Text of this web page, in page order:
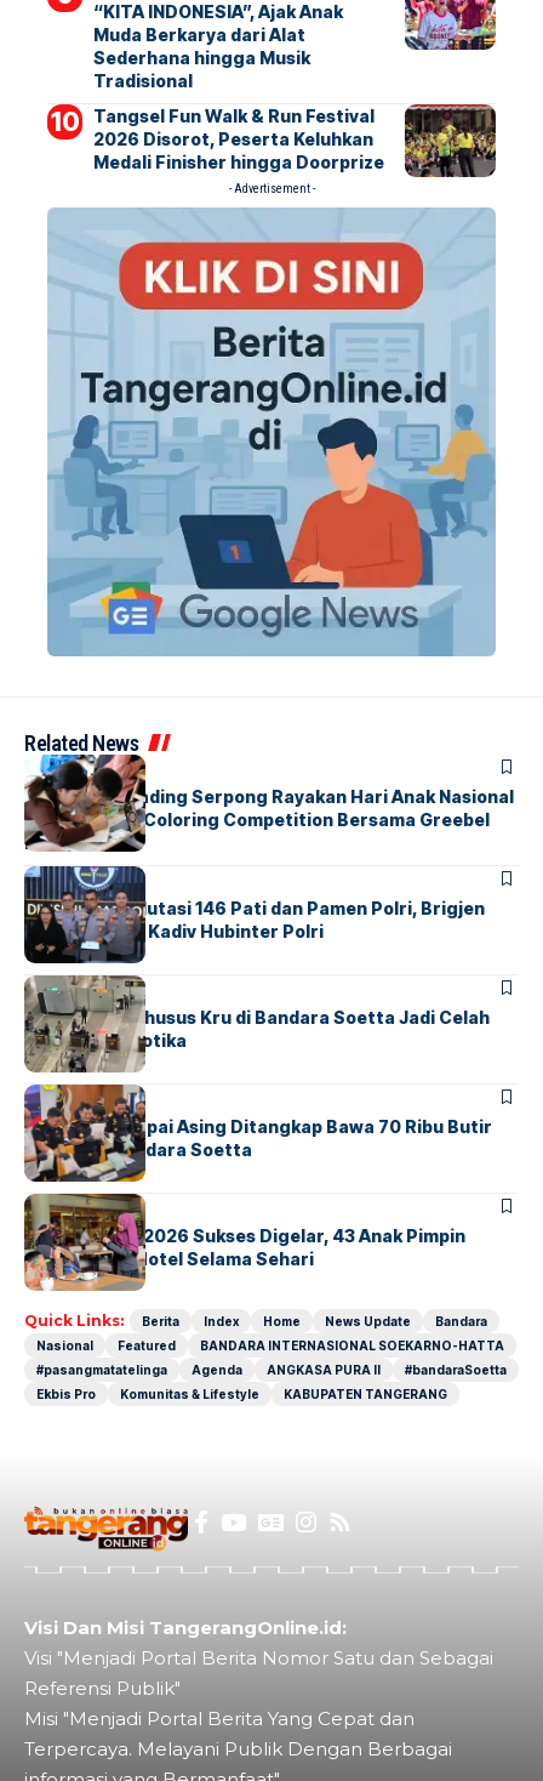
“KITA INDONESIA”, Ajak Anak
Muda Berkarya dari Alat
Sederhana hingga Musik
Tradisional
Tangsel Fun Walk & Run Festival
2026 Disorot, Peserta Keluhkan
Medali Finisher hingga Doorprize
- Advertisement -
Related News
BERITAINDEX
Atria Hotel Gading Serpong Rayakan Hari Anak Nasional
Lewat Family Coloring Competition Bersama Greebel
Indonesia
BERITA
Mabes Polri Mutasi 146 Pati dan Pamen Polri, Brigjen
Untung Jabat Kadiv Hubinter Polri
BANDARABERITA
Ketika Jalur Khusus Kru di Bandara Soetta Jadi Celah
Sindikat Narkotika
BANDARA BERITA
Kopilot Maskapai Asing Ditangkap Bawa 70 Ribu Butir
Ekstasi di Bandara Soetta
BERITAINDEX
GM For A Day 2026 Sukses Digelar, 43 Anak Pimpin
Operasional Hotel Selama Sehari
Quick Links: Berita Index Home News Update
Bandara
Nasional
Featured
BANDARA INTERNASIONAL SOEKARNO-HATTA
#pasangmatatelinga
Agenda ANGKASA PURA II
#bandaraSoetta
Ekbis Pro
Komunitas & Lifestyle KABUPATEN TANGERANG
Visi Dan Misi TangerangOnline.id:
Visi "Menjadi Portal Berita Nomor Satu dan Sebagai
Referensi Publik"
Misi "Menjadi Portal Berita Yang Cepat dan
Terpercaya. Melayani Publik Dengan Berbagai